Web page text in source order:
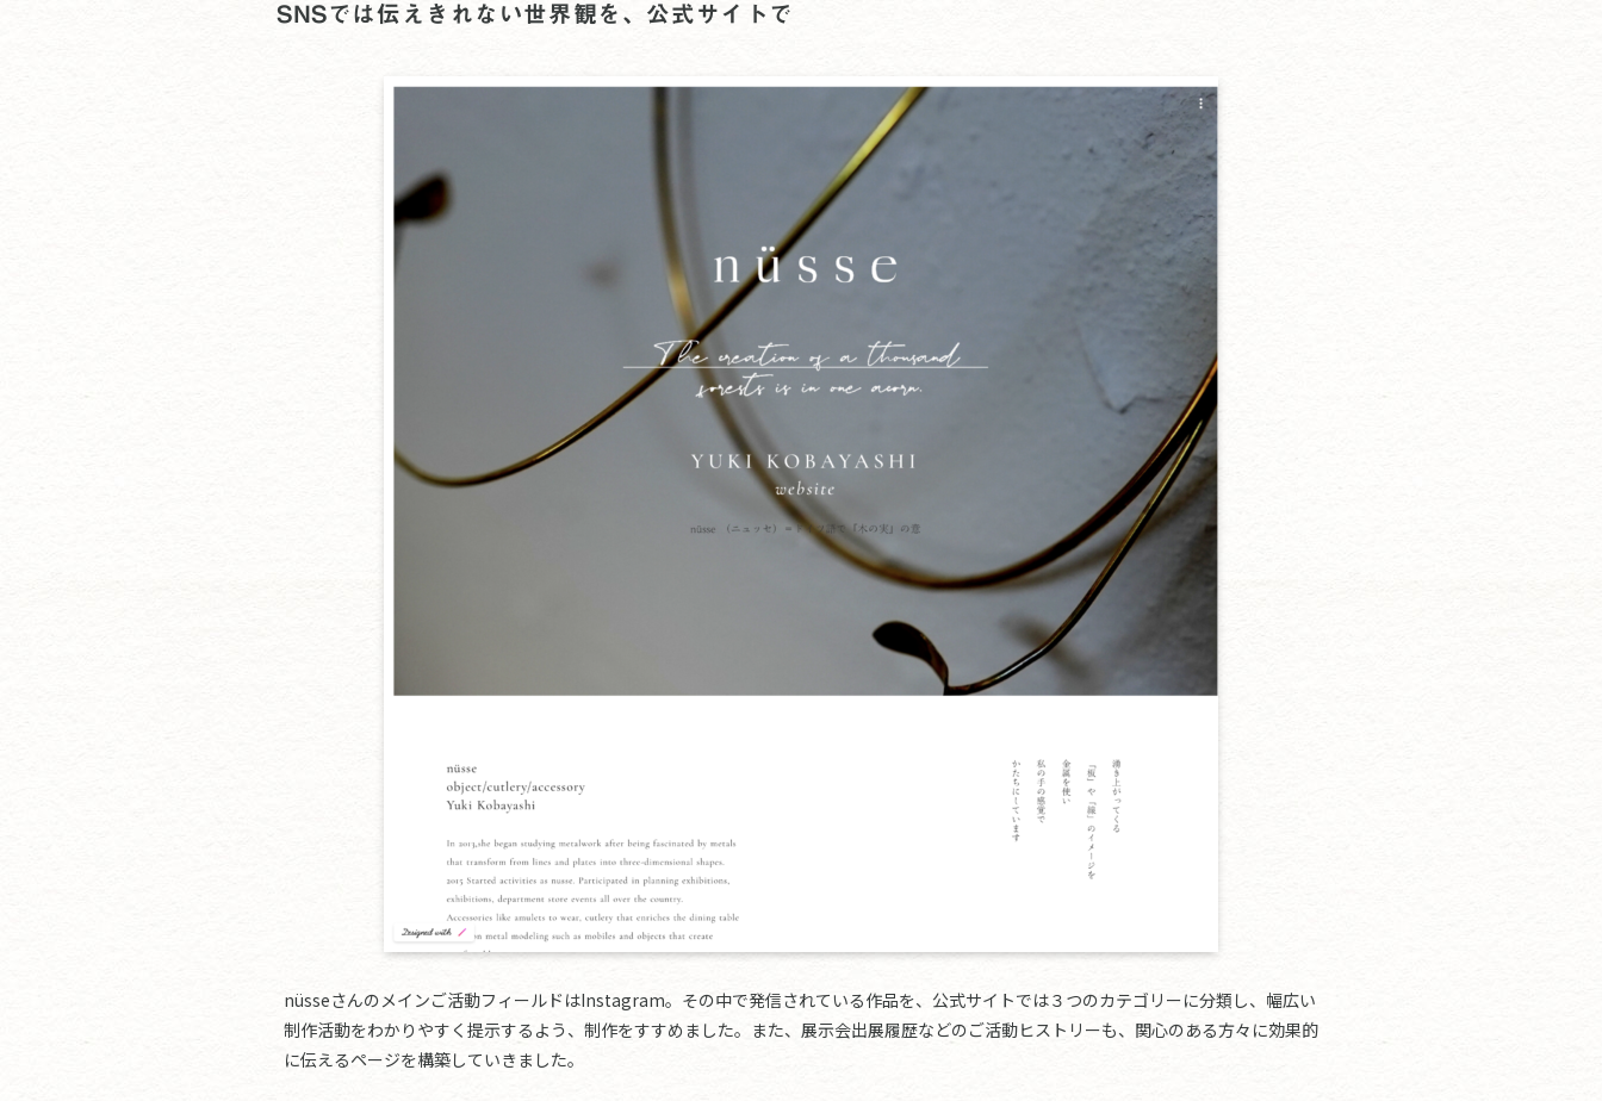
SNSでは伝えきれない世界観を、公式サイトで
nüsseさんのメインご活動フィールドはInstagram。その中で発信されている作品を、公式サイトでは３つのカテゴリーに分類し、幅広い
制作活動をわかりやすく提示するよう、制作をすすめました。また、展示会出展履歴などのご活動ヒストリーも、関心のある方々に効果的
に伝えるページを構築していきました。